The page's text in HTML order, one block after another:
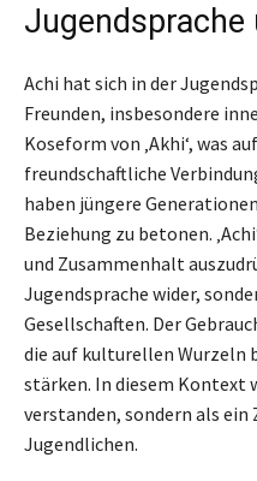
Jugendsprache
Achi hat sich in der
Freunden, insbesondere
Koseform von ‚Akhi‘, was
freundschaftliche
haben jüngere
Beziehung zu betonen.
und Zusammenhalt
Jugendsprache wider,
Gesellschaften. Der
die auf kulturellen Wurzeln
stärken. In diesem Kontext
verstanden, sondern als
Jugendlichen.